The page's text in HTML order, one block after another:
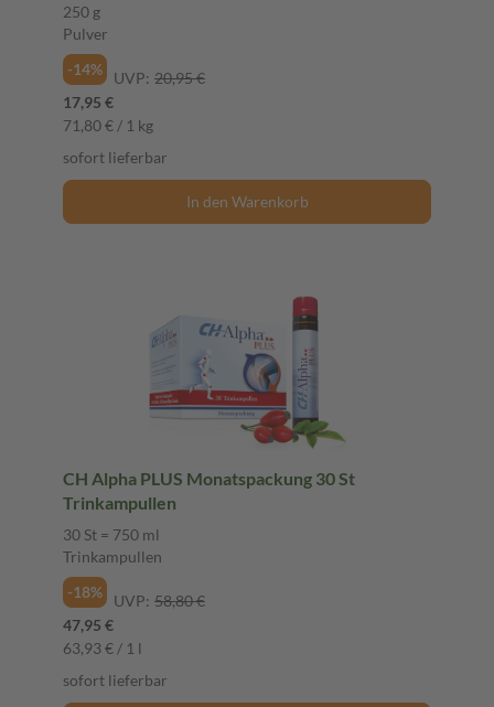
250 g
Pulver
-14%
UVP: 20,95 €
17,95 €
71,80 € / 1 kg
sofort lieferbar
In den Warenkorb
CH Alpha PLUS Monatspackung 30 St
Trinkampullen
30 St = 750 ml
Trinkampullen
-18%
UVP: 58,80 €
47,95 €
63,93 € / 1 l
sofort lieferbar